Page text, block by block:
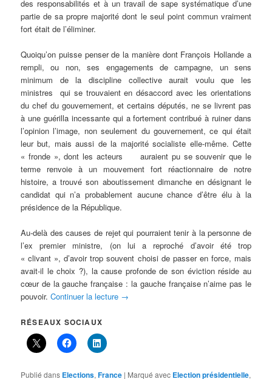
des responsabilités et à un travail de sape systématique d’une
partie de sa propre majorité dont le seul point commun vraiment
fort était de l’éliminer.
Quoiqu’on puisse penser de la manière dont François Hollande a
rempli, ou non, ses engagements de campagne, un sens
minimum de la discipline collective aurait voulu que les
ministres qui se trouvaient en désaccord avec les orientations
du chef du gouvernement, et certains députés, ne se livrent pas
à une guérilla incessante qui a fortement contribué à ruiner dans
l’opinion l’image, non seulement du gouvernement, ce qui était
leur but, mais aussi de la majorité socialiste elle-même. Cette
« fronde », dont les acteurs auraient pu se souvenir que le
terme renvoie à un mouvement fort réactionnaire de notre
histoire, a trouvé son aboutissement dimanche en désignant le
candidat qui n’a probablement aucune chance d’être élu à la
présidence de la République.
Au-delà des causes de rejet qui pourraient tenir à la personne de
l’ex premier ministre, (on lui a reproché d’avoir été trop
« clivant », d’avoir trop souvent choisi de passer en force, mais
avait-il le choix ?), la cause profonde de son éviction réside au
cœur de la gauche française : la gauche française n’aime pas le
pouvoir.Continuer la lecture →
RÉSEAUX SOCIAUX
Publié dans Elections,France | Marqué avec Election présidentielle,